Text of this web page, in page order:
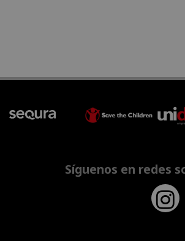
Síguenos en redes